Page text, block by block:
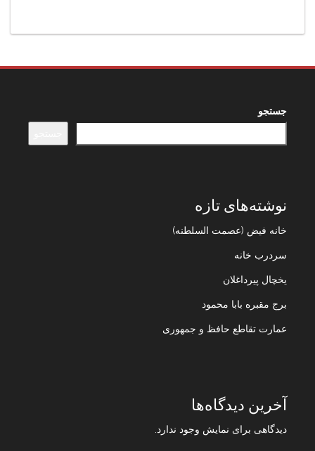
جستجو
نوشته‌های تازه
خانه فیض (عصمت السلطنه)
سردرب خانه
یخچال پیرداغلان
برج مقبره بابا محمود
عمارت تقاطع حافظ و جمهوری
آخرین دیدگاه‌ها
دیدگاهی برای نمایش وجود ندارد.